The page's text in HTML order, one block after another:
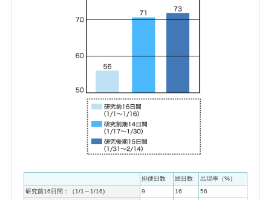
排便日数 総日数
出現率（%）
研究前16日間：（1/1～1/16)
9 16
56